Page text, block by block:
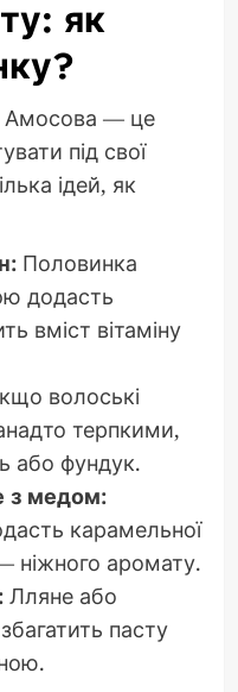
як
Амосова — це
під свої
ідей, як
Половинка
додасть
вміст вітаміну
волоські
терпкими,
або фундук.
з медом:
карамельної
ніжного аромату.
Лляне або
пасту